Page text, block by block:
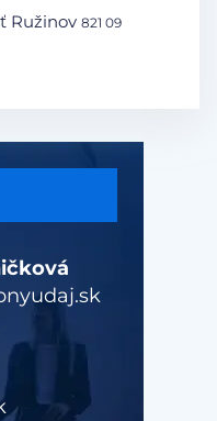
Ružinov 821 09